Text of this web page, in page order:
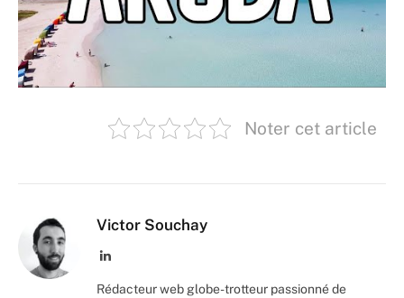
Noter cet article
Victor Souchay
LinkedIn
Rédacteur web globe-trotteur passionné de